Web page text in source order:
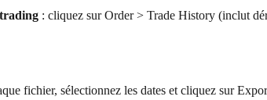
: cliquez sur Order > Trade History (inclut
fichier, sélectionnez les dates et cliquez sur